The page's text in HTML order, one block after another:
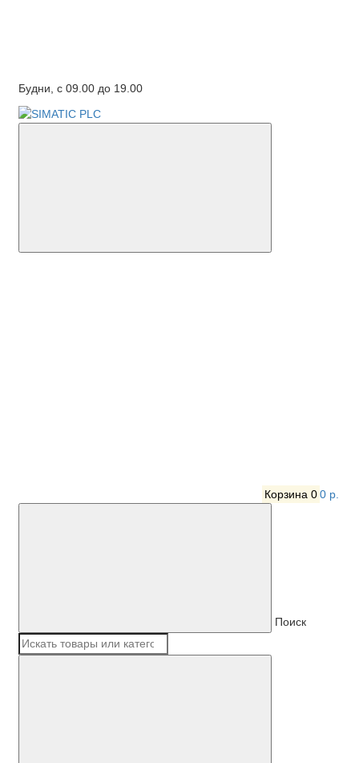
Будни, с 09.00 до 19.00
Корзина 00 р.
Поиск